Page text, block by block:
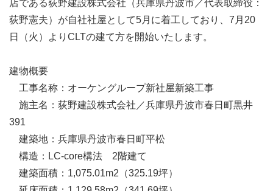
店である荻野建設株式会社（兵庫県丹波市／代表取締役：
荻野憲夫）が自社社屋として5月に着工しており、7月20
日（火）よりCLTの建て方を開始いたします。
建物概要
工事名称：オーケングループ新社屋新築工事
施主名：荻野建設株式会社／兵庫県丹波市春日町黒井
391
建築地：兵庫県丹波市春日町平松
構造：LC-core構法 2階建て
建築面積：1,075.01m2（325.19坪）